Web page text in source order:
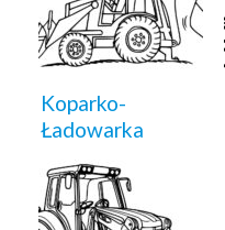
Koparko-
Ładowarka